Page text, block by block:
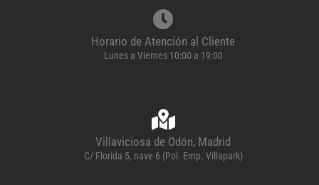
Horario de Atención al Cliente
Lunes a Viernes 10:00 a 19:00
Villaviciosa de Odón, Madrid
C/ Florida 5, nave 6 (Pol. Emp. Villapark)